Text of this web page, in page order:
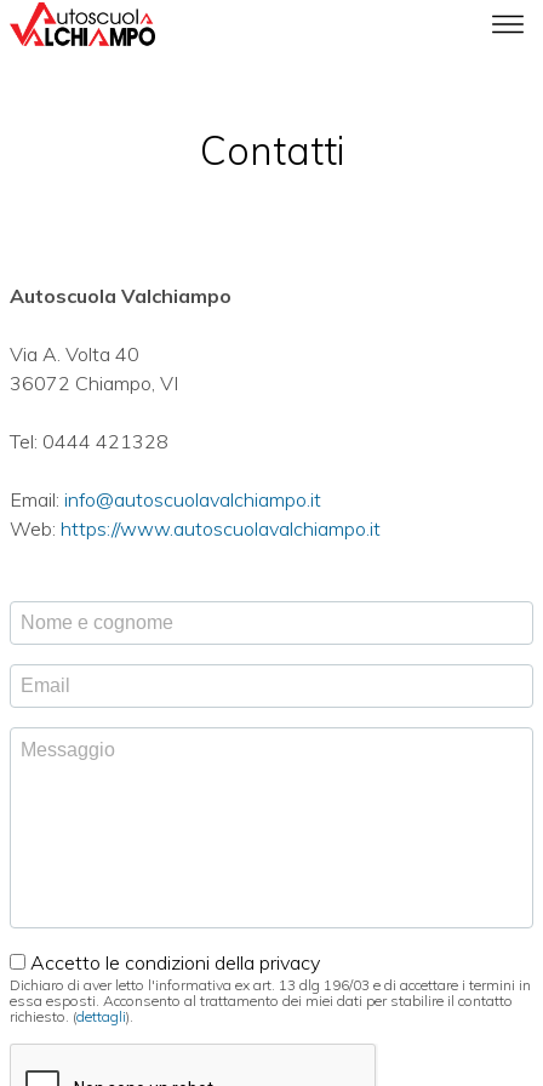
Contatti
Autoscuola Valchiampo
Via A. Volta 40
36072 Chiampo, VI
Tel: 0444 421328
Email: info@autoscuolavalchiampo.it
Web: https://www.autoscuolavalchiampo.it
Nome
e
cognome
Indirizzo
Email
Messaggio
Accetto le condizioni della privacy
Dichiaro di aver letto l'informativa ex art. 13 dlg 196/03 e di accettare i termini in
essa esposti. Acconsento al trattamento dei miei dati per stabilire il contatto
richiesto. (dettagli).